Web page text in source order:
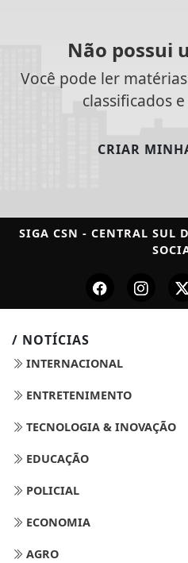
Não possui
Você pode ler
classificados
CRIAR
SIGA CSN - CENTRAL SUL
/ NOTÍCIAS
INTERNACIONAL
ENTRETENIMENTO
TECNOLOGIA & INOVAÇÃO
EDUCAÇÃO
POLICIAL
ECONOMIA
AGRO